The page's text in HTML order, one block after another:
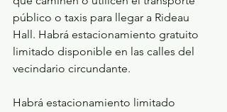
público o taxis para llegar a Rideau
Hall. Habrá estacionamiento gratuito
limitado disponible en las calles del
vecindario circundante.
Habrá estacionamiento limitado